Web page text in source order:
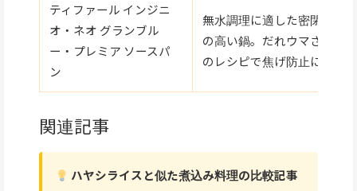
ティファール インジニ
オ・ネオ グランブル
ー・プレミア ソースパ
ン
無水調理に適した密閉性
の高い鍋。だれウマさん
のレシピで焦げ防止に
関連記事
ハヤシライスと似た煮込み料理の比較記事